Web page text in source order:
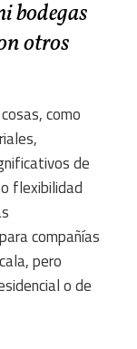
bodegas
otros
como
de
flexibilidad
compañías
pero
o de